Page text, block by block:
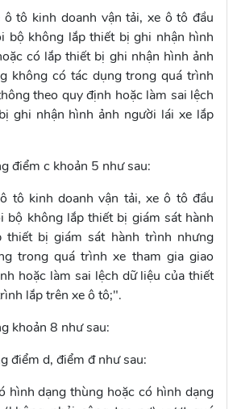
tô kinh doanh vận tải, xe ô tô đầu
bộ không lắp thiết bị ghi nhận hình
có lắp thiết bị ghi nhận hình ảnh
không có tác dụng trong quá trình
theo quy định hoặc làm sai lệch
ghi nhận hình ảnh người lái xe lắp
điểm c khoản 5 như sau:
tô kinh doanh vận tải, xe ô tô đầu
bộ không lắp thiết bị giám sát hành
thiết bị giám sát hành trình nhưng
trong quá trình xe tham gia giao
hoặc làm sai lệch dữ liệu của thiết
lắp trên xe ô tô;".
khoản 8 như sau:
điểm d, điểm đ như sau:
hình dạng thùng hoặc có hình dạng